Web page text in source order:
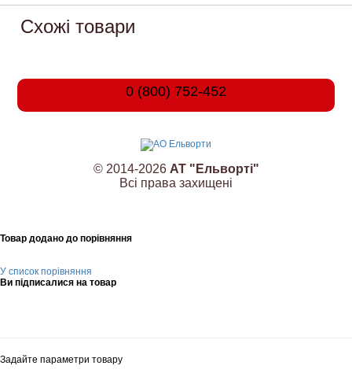
Схожі товари
0 (800) 752-452
© 2014-2026 АТ "Ельворті"
Всі права захищені
Товар додано до порівняння
У список порівняння
Ви підписалися на товар
Задайте параметри товару